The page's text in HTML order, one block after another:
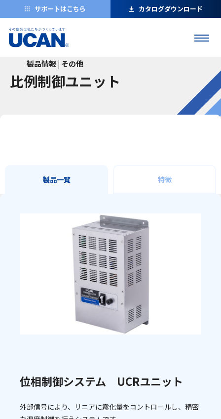
サポートはこちら カタログダウンロード
製品情報 | その他
比例制御ユニット
製品一覧 特徴
位相制御システム UCRユニット
外部信号により、リニアに霧化量をコントロールし、精密